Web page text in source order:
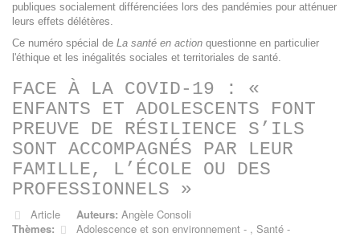
publiques socialement différenciées lors des pandémies pour atténuer
leurs effets délétères.
Ce numéro spécial de La santé en action questionne en particulier
l'éthique et les inégalités sociales et territoriales de santé.
FACE À LA COVID-19 : «
ENFANTS ET ADOLESCENTS FONT
PREUVE DE RÉSILIENCE S’ILS
SONT ACCOMPAGNÉS PAR LEUR
FAMILLE, L’ÉCOLE OU DES
PROFESSIONNELS »
Article Auteurs: Angèle Consoli
Thèmes:
Adolescence et son environnement , Santé